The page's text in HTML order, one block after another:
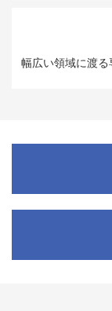
幅広い領域に渡